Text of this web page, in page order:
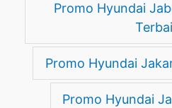
Promo Hyundai
Promo Hyundai
Promo Hyundai